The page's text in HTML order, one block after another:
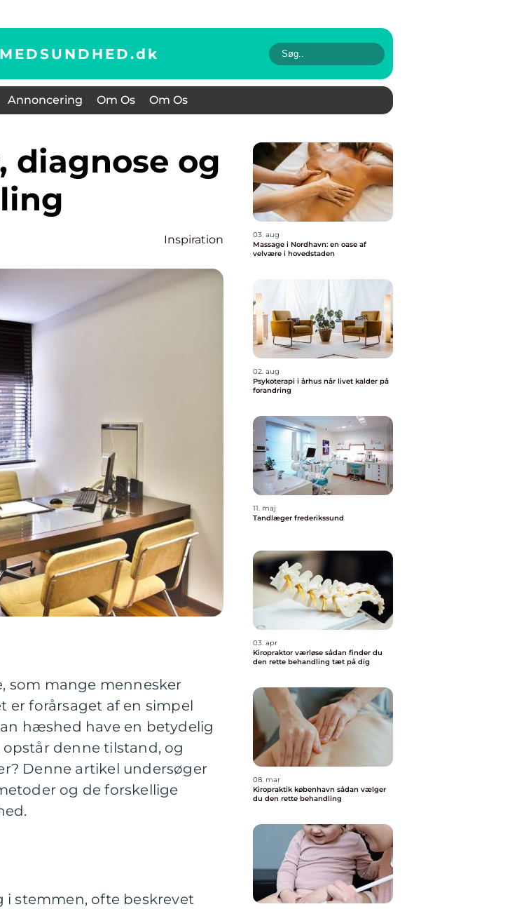
dk
Annoncering Om Os Om Os
Inspiration
som mange mennesker
er forårsaget af en simpel
hæshed have en betydelig
denne tilstand, og
Denne artikel undersøger
og de forskellige
stemmen, ofte beskrevet
03. aug
Massage i Nordhavn: en oase af
velvære i hovedstaden
02. aug
Psykoterapi i århus når livet kalder på
forandring
11. maj
Tandlæger frederikssund
03. apr
Kiropraktor værløse sådan finder du
den rette behandling tæt på dig
08. mar
Kiropraktik københavn sådan vælger
du den rette behandling